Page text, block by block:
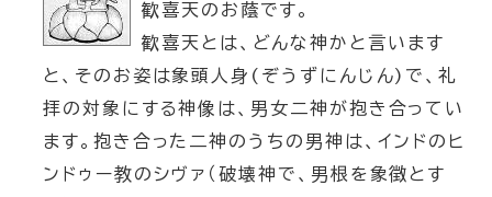
歓喜天のお蔭です。
歓喜天とは、どんな神かと言います
と、そのお姿は象頭人身(ぞうずにんじん)で、礼
拝の対象にする神像は、男女二神が抱き合ってい
ます。抱き合った二神のうちの男神は、インドのヒ
ンドゥー教のシヴァ（破壊神で、男根を象徴とす